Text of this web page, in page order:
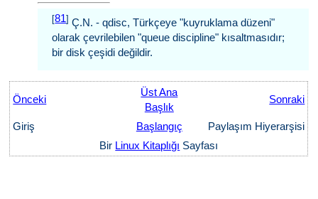
[81 ]Ç.N. - qdisc, Türkçeye "kuyruklama düzeni"
olarak çevrilebilen "queue discipline" kısaltmasıdır;
bir disk çeşidi değildir.
Önceki
Üst Ana
Başlık
Sonraki
Giriş Başlangıç
Paylaşım Hiyerarşisi
Bir Linux Kitaplığı Sayfası